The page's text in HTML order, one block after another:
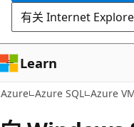
有关 Internet
Learn
Azure Azure SQL Azure